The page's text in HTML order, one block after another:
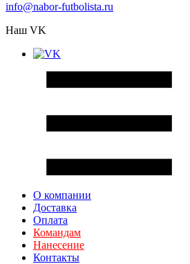
info@nabor-futbolista.ru
Наш VK
О компании
Доставка
Оплата
Командам
Нанесение
Контакты